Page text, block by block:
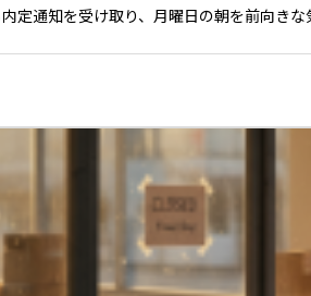
定通知を受け取り、月曜日の朝を前向き